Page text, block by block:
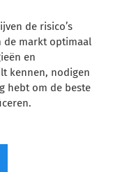
de risico’s
de markt optimaal
en
kennen, nodigen
hebt om de beste